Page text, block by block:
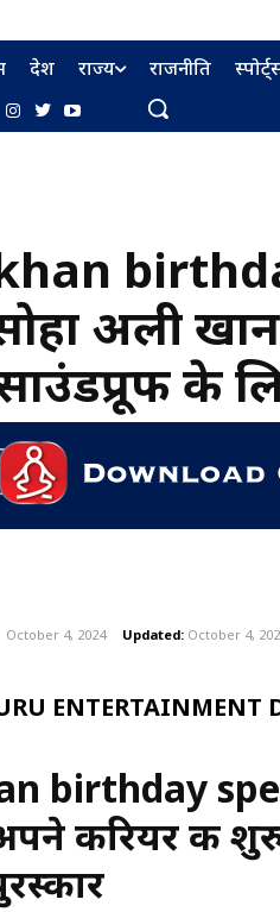
देश राज्य राजनीति
अली
के
October 4, 2024 Updated: October 4,
ENTERTAINMENT
birthday
करियर की